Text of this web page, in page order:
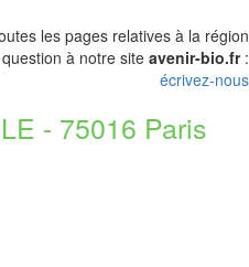
les pages relatives à la région
à notre site avenir-bio.fr:
écrivez-nous
- 75016 Paris